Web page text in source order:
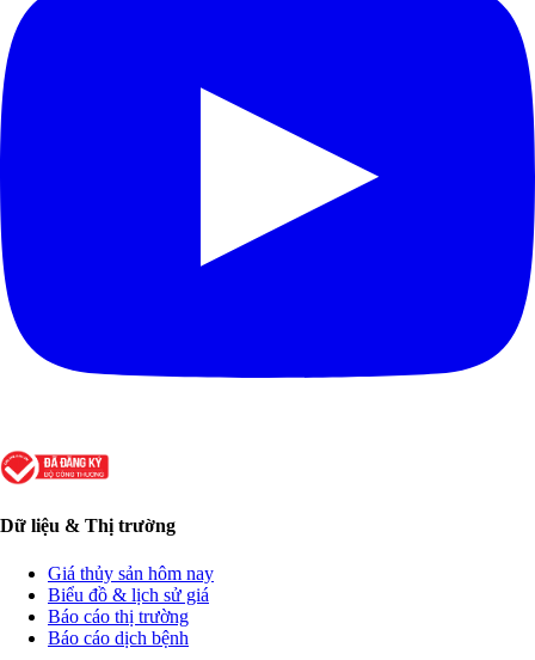
Dữ liệu & Thị trường
Giá thủy sản hôm nay
Biểu đồ & lịch sử giá
Báo cáo thị trường
Báo cáo dịch bệnh